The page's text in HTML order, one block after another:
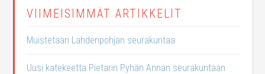
VIIMEISIMMÄT ARTIKKELIT
Muistetaan Lahdenpohjan seurakuntaa
Uusi katekeetta Pietarin Pyhän Annan seurakuntaan